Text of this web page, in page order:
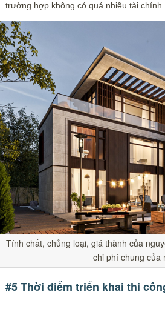
trường hợp không có quá nhiều tài chính.
Tính chất, chủng loại, giá thành của
chi phí chung của
#5 Thời điểm triển khai thi